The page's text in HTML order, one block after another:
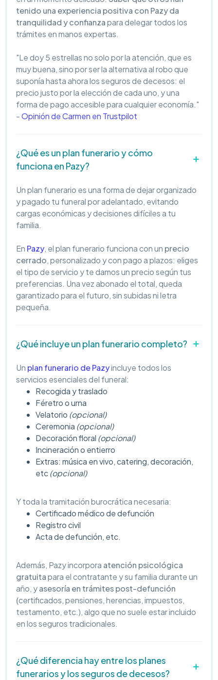
tenido una experiencia positiva con Pazy da
tranquilidad y confianzapara delegar todos los
trámites en manos expertas.
"Le doy 5 estrellas no solo por la atención, que es
muy buena, sino por ser la alternativa al robo que
suponía hasta ahora los seguros de decesos: el
precio justo por la elección de cada uno, y una
forma de pago accesible para cualquier economía."
-Opinión de Carmen en Trustpilot
¿Qué es un plan funerario y cómo
funciona en Pazy?
Un plan funerario es una forma de dejar organizado
y pagado tu funeral por adelantado, evitando
cargas económicas y decisiones difíciles a tu
familia.
En Pazy, el plan funerario funciona con un precio
cerrado, personalizado y con pago a plazos: eliges
el tipo de servicio y te damos un precio según tus
preferencias. Una vez abonado el total, queda
garantizado para el futuro, sin subidas ni letra
pequeña.
¿Qué incluye un plan funerario completo?
Un plan funerario de Pazyincluye todos los
servicios esenciales del funeral:
Recogida y traslado
Féretro o urna
Velatorio (opcional)
Ceremonia (opcional)
Decoración floral (opcional)
Incineración o entierro
Extras: música en vivo, catering, decoración,
etc(opcional)
Y toda la tramitación burocrática necesaria:
Certificado médico de defunción
Registro civil
Acta de defunción, etc.
Además, Pazy incorpora atención psicológica
gratuitapara el contratante y su familia durante un
año, yasesoría en trámites post-defunción
(certificados, pensiones, herencias, impuestos,
testamento, etc.), algo que no suele estar incluido
en los seguros tradicionales.
¿Qué diferencia hay entre los planes
funerarios y los seguros de decesos?